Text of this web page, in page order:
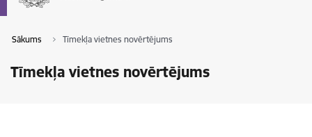
Sākums Tīmekļa vietnes novērtējums
Tīmekļa vietnes novērtējums